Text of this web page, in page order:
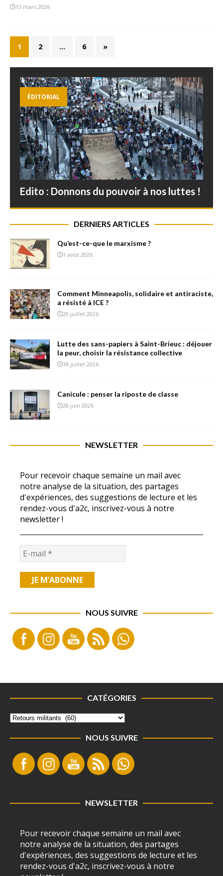
13 mars 2026
1 2 … 6 »
ÉDITORIAL
Edito : Donnons du pouvoir à nos luttes !
DERNIERS ARTICLES
Qu’est-ce-que le marxisme ?
1 août 2026
Comment Minneapolis, solidaire et antiraciste,
a résisté à ICE ?
20 juillet 2026
Lutte des sans-papiers à Saint-Brieuc : déjouer
la peur, choisir la résistance collective
18 juillet 2026
Canicule : penser la riposte de classe
28 juin 2026
NEWSLETTER
Pour recevoir chaque semaine un mail avec
notre analyse de la situation, des partages
d'expériences, des suggestions de lecture et les
rendez-vous d'a2c, inscrivez-vous à notre
newsletter !
NOUS SUIVRE
CATÉGORIES
NOUS SUIVRE
NEWSLETTER
Pour recevoir chaque semaine un mail avec
notre analyse de la situation, des partages
d'expériences, des suggestions de lecture et les
rendez-vous d'a2c, inscrivez-vous à notre